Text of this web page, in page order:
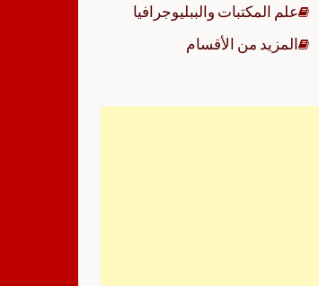
علم المكتبات والببليوجرافيا
المزيد من الأقسام